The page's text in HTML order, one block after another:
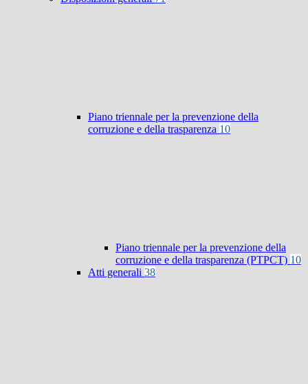
Piano triennale per la prevenzione della
corruzione e della trasparenza 10
Piano triennale per la prevenzione della
corruzione e della trasparenza (PTPCT) 10
Atti generali 38